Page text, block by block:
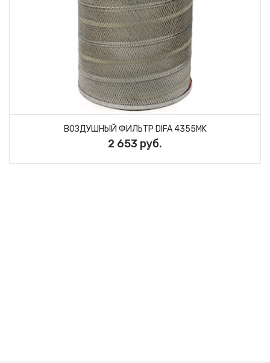
ВОЗДУШНЫЙ ФИЛЬТР DIFA 4355MK
2 653 руб.